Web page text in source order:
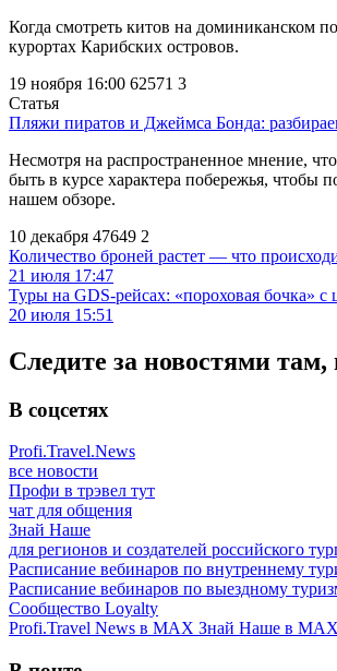
Когда смотреть китов на доминиканском
курортах Карибских островов.
19 ноября 16:00 62571 3
Статья
Пляжи пиратов и Джеймса Бонда:
Несмотря на распространенное мнение,
быть в курсе характера побережья,
нашем обзоре.
10 декабря 47649 2
Количество броней растет — что
21 июля 17:47
Туры на GDS-рейсах: «пороховая бочка»
20 июля 15:51
Следите за новостями там,
В соцсетях
Profi.Travel.News
все новости
Профи в трэвел тут
чат для общения
Знай Наше
для регионов и создателей российского
Расписание вебинаров по внутреннему
Расписание вебинаров по выездному
Сообщество Loyalty
Profi.Travel News в MAX Знай Наше в